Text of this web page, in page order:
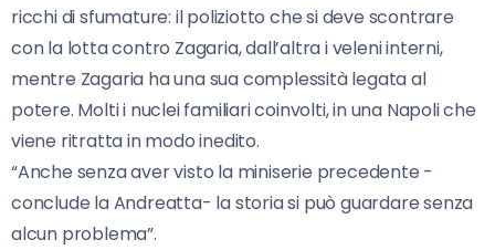
ricchi di sfumature: il poliziotto che si deve scontrare
con la lotta contro Zagaria, dall’altra i veleni interni,
mentre Zagaria ha una sua complessità legata al
potere. Molti i nuclei familiari coinvolti, in una Napoli che
viene ritratta in modo inedito.
“Anche senza aver visto la miniserie precedente -
conclude la Andreatta- la storia si può guardare senza
alcun problema”.